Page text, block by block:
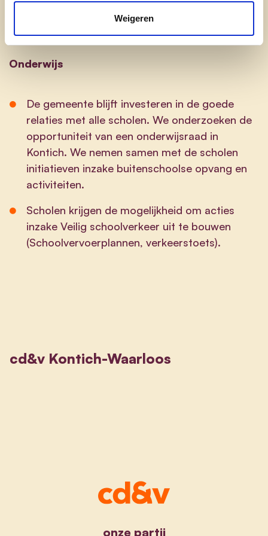
Weigeren
Jeugdraad
en het overleg met andere raden.
Onderwijs
De gemeente blijft investeren in de goede
relaties met alle scholen. We onderzoeken de
opportuniteit van een onderwijsraad in
Kontich. We nemen samen met de scholen
initiatieven inzake buitenschoolse opvang en
activiteiten.
Scholen krijgen de mogelijkheid om acties
inzake Veilig schoolverkeer uit te bouwen
(Schoolvervoerplannen, verkeerstoets).
cd&v Kontich-Waarloos
onze partij